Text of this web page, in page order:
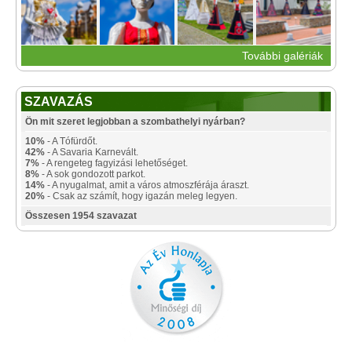
További galériák
SZAVAZÁS
Ön mit szeret legjobban a szombathelyi nyárban?
10% - A Tófürdőt.
42% - A Savaria Karnevált.
7% - A rengeteg fagyizási lehetőséget.
8% - A sok gondozott parkot.
14% - A nyugalmat, amit a város atmoszférája áraszt.
20% - Csak az számít, hogy igazán meleg legyen.
Összesen 1954 szavazat